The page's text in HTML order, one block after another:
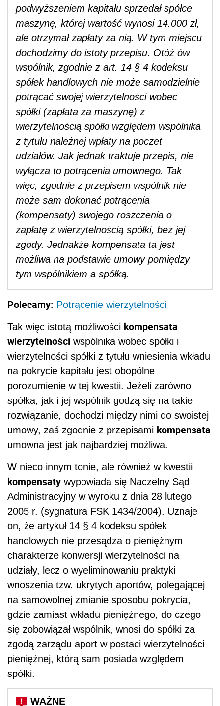
podwyższeniem kapitału sprzedał spółce
maszynę, której wartość wynosi 14.000 zł,
ale otrzymał zapłaty za nią. W tym miejscu
dochodzimy do istoty przepisu. Otóż ów
wspólnik, zgodnie z art. 14 § 4 kodeksu
spółek handlowych nie może samodzielnie
potrącać swojej wierzytelności wobec
spółki (zapłata za maszynę) z
wierzytelnością spółki względem wspólnika
z tytułu należnej wpłaty na poczet
udziałów. Jak jednak traktuje przepis, nie
wyłącza to potrącenia umownego. Tak
więc, zgodnie z przepisem wspólnik nie
może sam dokonać potrącenia
(kompensaty) swojego roszczenia o
zapłatę z wierzytelnością spółki, bez jej
zgody. Jednakże kompensata ta jest
możliwa na podstawie umowy pomiędzy
tym wspólnikiem a spółką.
Polecamy: Potrącenie wierzytelności
Tak więc istotą możliwości kompensata
wierzytelności wspólnika wobec spółki i
wierzytelności spółki z tytułu wniesienia wkładu
na pokrycie kapitału jest obopólne
porozumienie w tej kwestii. Jeżeli zarówno
spółka, jak i jej wspólnik godzą się na takie
rozwiązanie, dochodzi między nimi do swoistej
umowy, zaś zgodnie z przepisami kompensata
umowna jest jak najbardziej możliwa.
W nieco innym tonie, ale również w kwestii
kompensaty wypowiada się Naczelny Sąd
Administracyjny w wyroku z dnia 28 lutego
2005 r. (sygnatura FSK 1434/2004). Uznaje
on, że artykuł 14 § 4 kodeksu spółek
handlowych nie przesądza o pieniężnym
charakterze konwersji wierzytelności na
udziały, lecz o wyeliminowaniu praktyki
wnoszenia tzw. ukrytych aportów, polegającej
na samowolnej zmianie sposobu pokrycia,
gdzie zamiast wkładu pieniężnego, do czego
się zobowiązał wspólnik, wnosi do spółki za
zgodą zarządu aport w postaci wierzytelności
pieniężnej, którą sam posiada względem
spółki.